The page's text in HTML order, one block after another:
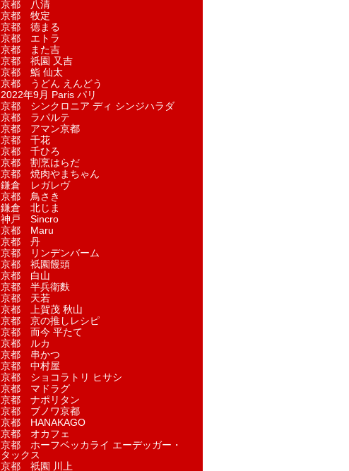
京都 八清
京都 牧定
京都 徳まる
京都 エトラ
京都 また吉
京都 祇園 又吉
京都 鮨 仙太
京都 うどん えんどう
2022年9月 Paris パリ
京都 シンクロニア ディ シンジハラダ
京都 ラパルテ
京都 アマン京都
京都 千花
京都 千ひろ
京都 割烹はらだ
京都 焼肉やまちゃん
鎌倉 レガレヴ
京都 鳥さき
鎌倉 北じま
神戸 Sincro
京都 Maru
京都 丹
京都 リンデンバーム
京都 祇園饅頭
京都 白山
京都 半兵衛麩
京都 天若
京都 上賀茂 秋山
京都 京の推しレシピ
京都 而今 平たて
京都 ルカ
京都 串かつ
京都 中村屋
京都 ショコラトリ ヒサシ
京都 マドラグ
京都 ナポリタン
京都 ブノワ京都
京都 HANAKAGO
京都 オカフェ
京都 ホーフベッカライ エーデッガー・
タックス
京都 祇園 川上